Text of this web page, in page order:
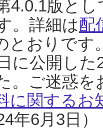
4.0.1版と
。詳細は配
とおりです
に公開し
。ご迷惑
に関するお
年6月3日）